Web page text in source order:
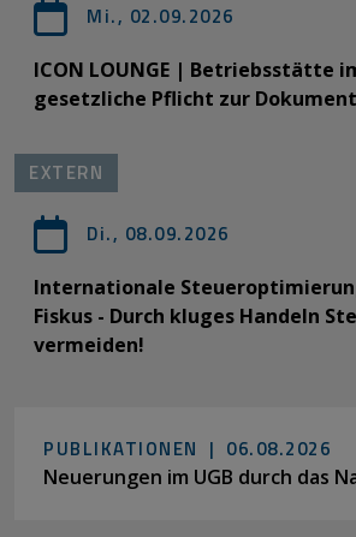
Mi., 02.09.2026
ICON LOUNGE | Betriebsstätte
gesetzliche Pflicht zur
EXTERN
Di., 08.09.2026
Internationale
Fiskus - Durch kluges Handeln
vermeiden!
PUBLIKATIONEN | 06.08.2026
Neuerungen im UGB durch das